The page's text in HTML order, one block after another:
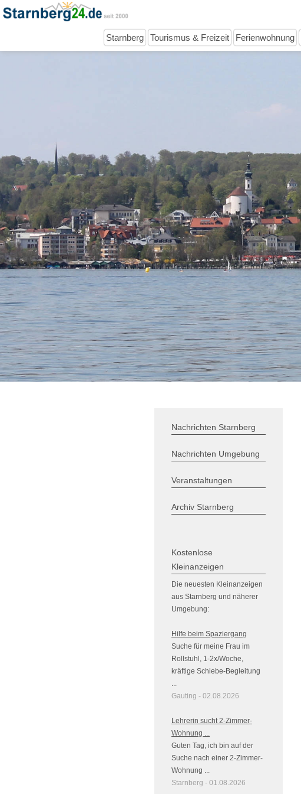
Starnberg Tourismus & Freizeit Ferienwohnung
Nachrichten Starnberg
Nachrichten Umgebung
Veranstaltungen
Archiv Starnberg
Kostenlose
Kleinanzeigen
Die neuesten Kleinanzeigen
aus Starnberg und näherer
Umgebung:
Hilfe beim Spaziergang
Suche für meine Frau im
Rollstuhl, 1-2x/Woche,
kräftige Schiebe-Begleitung
Gauting - 02.08.2026
Lehrerin sucht 2-Zimmer-
Wohnung ...
Guten Tag, ich bin auf der
Suche nach einer 2-Zimmer-
Wohnung ...
Starnberg - 01.08.2026